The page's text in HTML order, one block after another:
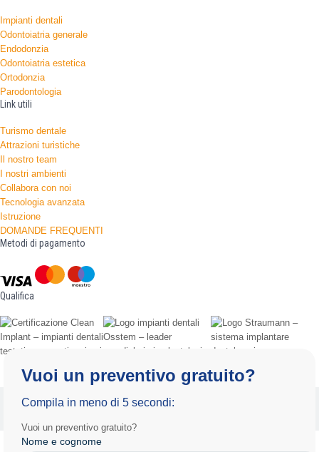
Impianti dentali
Odontoiatria generale
Endodonzia
Odontoiatria estetica
Ortodonzia
Parodontologia
Link utili
Turismo dentale
Attrazioni turistiche
Il nostro team
I nostri ambienti
Collabora con noi
Tecnologia avanzata
Istruzione
DOMANDE FREQUENTI
Metodi di pagamento
Qualifica
Informativa sulla privacyTermini e condizioni d'uso
Vuoi un preventivo gratuito?
Compila in meno di 5 secondi:
Vuoi un preventivo gratuito?
Nome e cognome